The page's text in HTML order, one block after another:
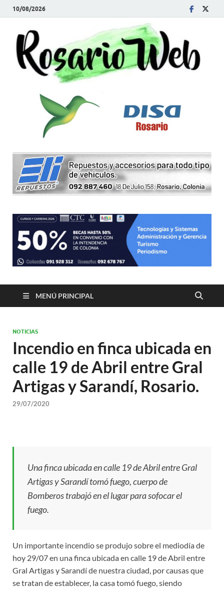
10/08/2026
MENÚ PRINCIPAL
NOTICIAS
Incendio en finca ubicada en
calle 19 de Abril entre Gral
Artigas y Sarandí, Rosario.
29/07/2020
Una finca ubicada en calle 19 de Abril entre Gral
Artigas y Sarandítomó fuego,cuerpo de
Bomberos trabajó en el lugar para sofocar el
fuego.
Un importante incendio se produjo sobre el mediodía de
hoy 29/07 en una finca ubicada en calle 19 de Abril entre
Gral Artigas y Sarandí de nuestra ciudad, por causas que
se tratan de establecer, la casa tomó fuego, siendo